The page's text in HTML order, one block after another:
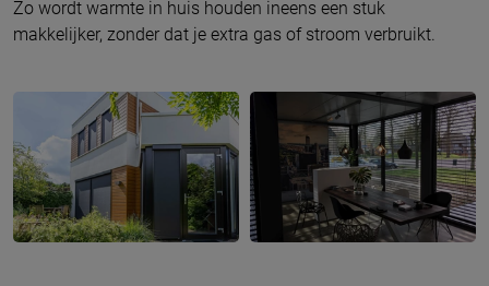
Zo wordt warmte in huis houden ineens een stuk
makkelijker, zonder dat je extra gas of stroom verbruikt.